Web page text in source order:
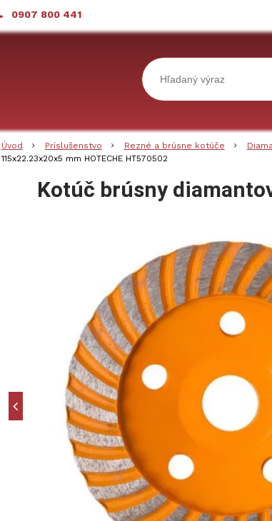
0907 800 441
Úvod Príslušenstvo Rezné a brúsne kotúče
115x22.23x20x5 mm HOTECHE HT570502
Kotúč brúsny